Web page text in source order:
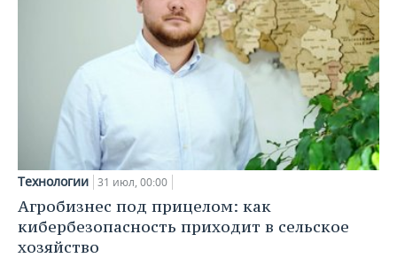
Технологии 31 июл, 00:00
Агробизнес под прицелом: как
кибербезопасность приходит в сельское
хозяйство